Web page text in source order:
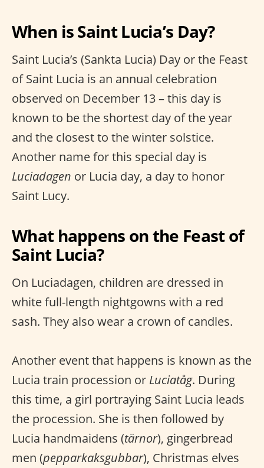
When is Saint Lucia’s Day?
Saint Lucia’s (Sankta Lucia) Day or the Feast
of Saint Lucia is an annual celebration
observed on December 13 – this day is
known to be the shortest day of the year
and the closest to the winter solstice.
Another name for this special day is
Luciadagen or Lucia day, a day to honor
Saint Lucy.
What happens on the Feast of
Saint Lucia?
On Luciadagen, children are dressed in
white full-length nightgowns with a red
sash. They also wear a crown of candles.
Another event that happens is known as the
Lucia train procession or Luciatåg. During
this time, a girl portraying Saint Lucia leads
the procession. She is then followed by
Lucia handmaidens (tärnor), gingerbread
men (pepparkaksgubbar), Christmas elves